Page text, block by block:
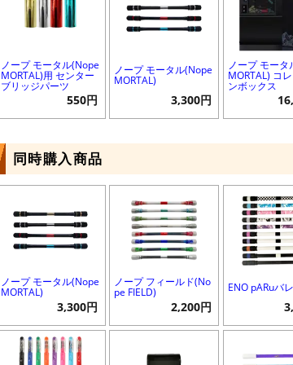
ノープ モータル(Nope
MORTAL)用 センター
ブリッジパーツ
550円
ノープ モータル(Nope
MORTAL)
3,300円
ノープ モータ
MORTAL) コ
ンボックス
同時購入商品
ノープ モータル(Nope
MORTAL)
3,300円
ノープ フィールド(No
pe FIELD)
2,200円
ENO pARuバ